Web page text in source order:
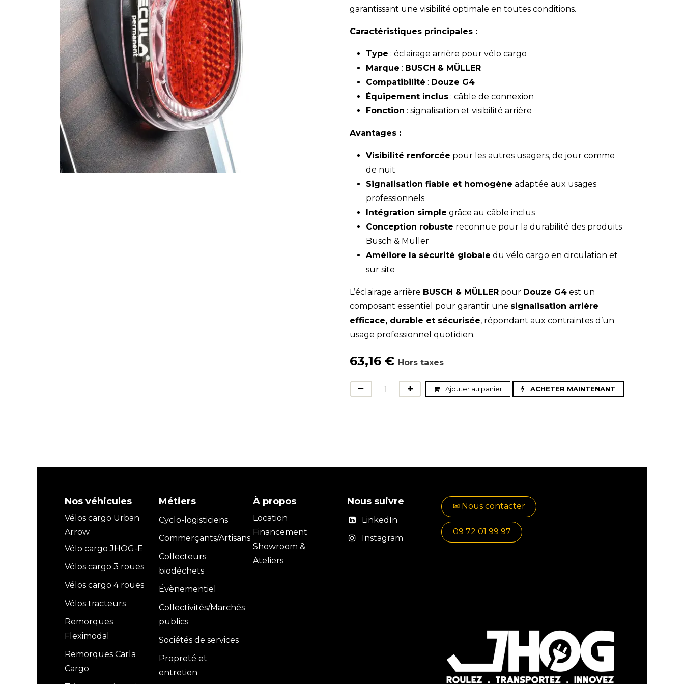
garantissant une visibilité optimale en toutes conditions.
Caractéristiques principales :
Type : éclairage arrière pour vélo cargo
Marque : BUSCH & MÜLLER
Compatibilité : Douze G4
Équipement inclus : câble de connexion
Fonction : signalisation et visibilité arrière
Avantages :
Visibilité renforcée pour les autres usagers, de jour comme
de nuit
Signalisation fiable et homogène adaptée aux usages
professionnels
Intégration simple grâce au câble inclus
Conception robuste reconnue pour la durabilité des produits
Busch & Müller
Améliore la sécurité globale du vélo cargo en circulation et
sur site
L’éclairage arrière BUSCH & MÜLLER pour Douze G4 est un
composant essentiel pour garantir une signalisation arrière
efficace, durable et sécurisée, répondant aux contraintes d’un
usage professionnel quotidien.
63,16 € Hors taxes
Ajouter au panier ACHETER MAINTENANT
Nos véhicules
Vélos cargo Urban
Arrow
Vélo cargo JHOG-E
Vélos cargo 3 roues
Vélos cargo 4 roues
Vélos tracteurs
Remorques
Fleximodal
Remorques Carla
Cargo
Métiers
Cyclo-logisticiens
Commerçants/Artisans
Collecteurs
biodéchets
Évènementiel
Collectivités/Marchés
publics
Sociétés de services
Propreté et
entretien
À propos
Location
Financement
Showroom &
Ateliers
Nous suivre
LinkedIn
Instagram
✉​​ No​​​​us contacter
09 72 01 99 97